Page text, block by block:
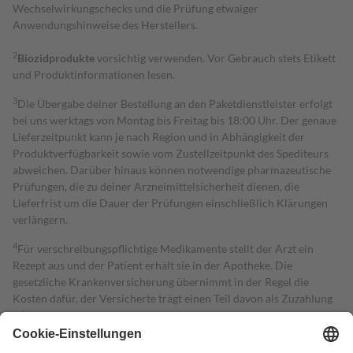
Wechselwirkungschecks und die Prüfung etwaiger
Anwendungshinweise des Herstellers.
2Biozidproduktevorsichtig verwenden. Vor Gebrauch stets Etikett
und Produktinformationen lesen.
3Die Übergabe deiner Bestellung an den Paketdienstleister erfolgt
bei uns werktags von Montag bis Freitag bis 18:00 Uhr. Der genaue
Lieferzeitpunkt kann je nach Region und in Abhängigkeit der
Produktverfügbarkeit sowie vom Zustellzeitpunkt des Spediteurs
abweichen. Darüber hinaus können notwendige pharmazeutische
Prüfungen, die zu deiner Arzneimittelsicherheit dienen, die
Lieferfrist um die Dauer der Prüfungen einschließlich Klärungen
verlängern.
4Für verschreibungspflichtige Medikamente stellt der Arzt ein
Rezept aus und der Patient erhält sie in der Apotheke. Die
gesetzliche Krankenversicherung übernimmt in der Regel die
Kosten dafür, der Versicherte trägt einen Teil davon als Zuzahlung
mit.
Grundsätzlich leisten Mitglieder Zuzahlungen in Höhe von zehn